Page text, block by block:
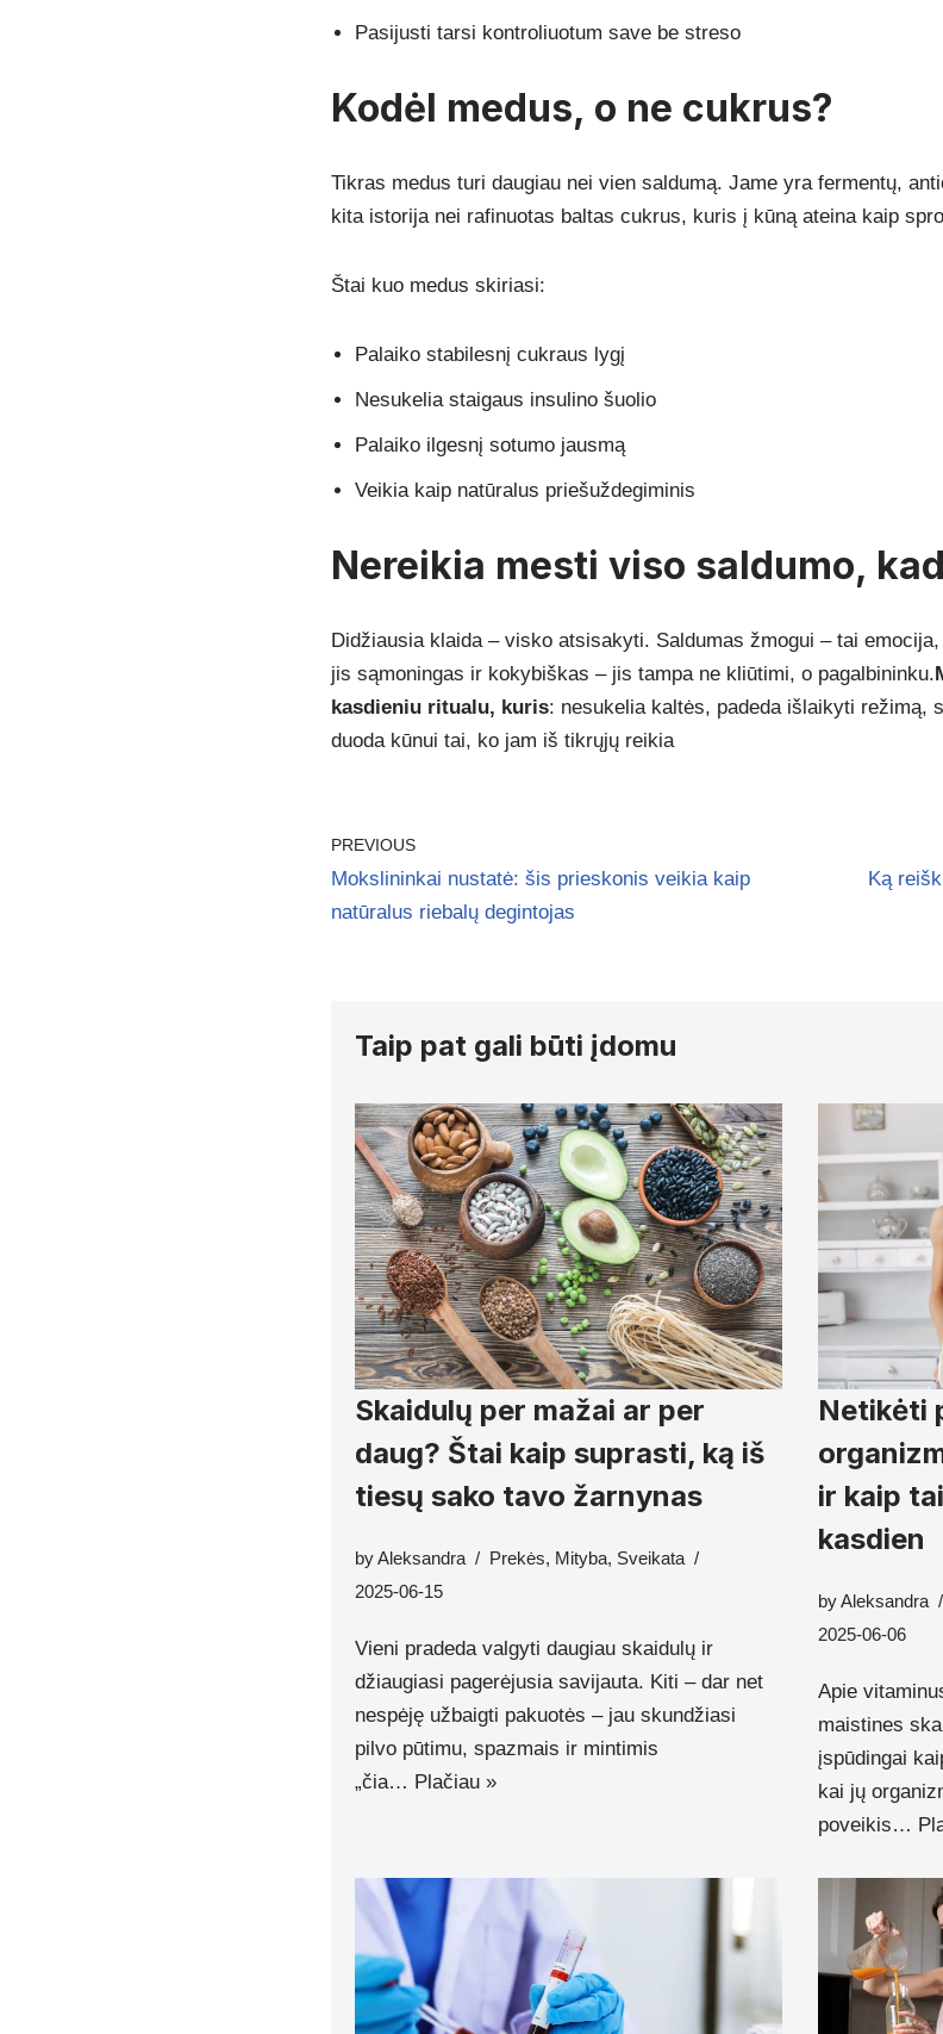
Pasijusti tarsi kontroliuotum save be streso
Kodėl medus, o ne cukrus?
Tikras medus turi daugiau nei vien saldumą. Jame yra fermentų,
kita istorija nei rafinuotas baltas cukrus, kuris į kūną ateina kaip
Štai kuo medus skiriasi:
Palaiko stabilesnį cukraus lygį
Nesukelia staigaus insulino šuolio
Palaiko ilgesnį sotumo jausmą
Veikia kaip natūralus priešuždegiminis
Nereikia mesti viso saldumo,
Didžiausia klaida – visko atsisakyti. Saldumas žmogui – tai
jis sąmoningas ir kokybiškas – jis tampa ne kliūtimi, o pagalbininku.
kasdieniu ritualu, kuris: nesukelia kaltės, padeda išlaikyti režimą,
duoda kūnui tai, ko jam iš tikrųjų reikia
PREVIOUS
Mokslininkai nustatė: šis prieskonis veikia kaip
natūralus riebalų degintojas
Ką
Taip pat gali būti įdomu
Skaidulų per mažai ar per
daug? Štai kaip suprasti, ką iš
tiesų sako tavo žarnynas
byAleksandra Prekės, Mityba, Sveikata
2025-06-15
Vieni pradeda valgyti daugiau skaidulų ir
džiaugiasi pagerėjusia savijauta. Kiti – dar net
nespėję užbaigti pakuotės – jau skundžiasi
pilvo pūtimu, spazmais ir mintimis
„čia… Plačiau »
Netikėti
ir kaip
kasdien
byAleksandra
2025-06-06
Apie
maistines
įspūdingai
kai jų
poveikis…